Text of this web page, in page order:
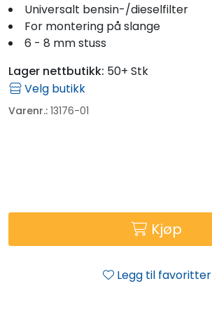
Universalt bensin-/dieselfilter
For montering på slange
6 - 8 mm stuss
Lager nettbutikk: 50+ Stk
Velg butikk
Varenr.: 13176-01
Kjøp
Legg til favoritter